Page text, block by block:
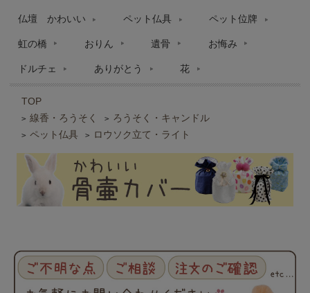
仏壇 かわいい ペット仏具 ペット位牌
虹の橋 おりん 遺骨 お悔み
ドルチェ ありがとう 花
TOP
> 線香・ろうそく > ろうそく・キャンドル
> ペット仏具 > ロウソク立て・ライト